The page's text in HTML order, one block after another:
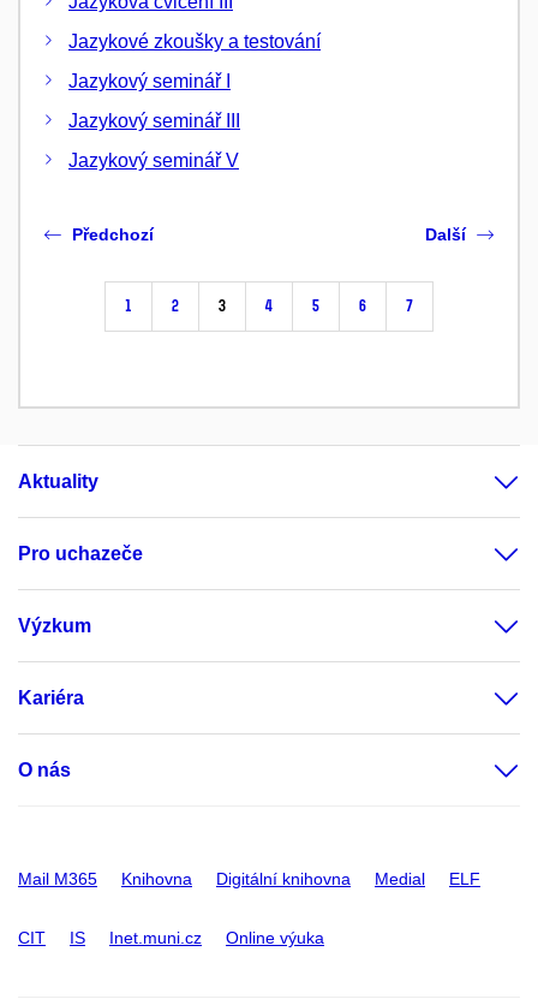
Jazykové zkoušky a testování
Jazykový seminář I
Jazykový seminář III
Jazykový seminář V
Předchozí
1 2 3 4 5 6 7
Další
Aktuality
Pro uchazeče
Výzkum
Kariéra
O nás
Mail M365 Knihovna Digitální knihovna Medial ELF
CIT IS Inet.muni.cz Online výuka